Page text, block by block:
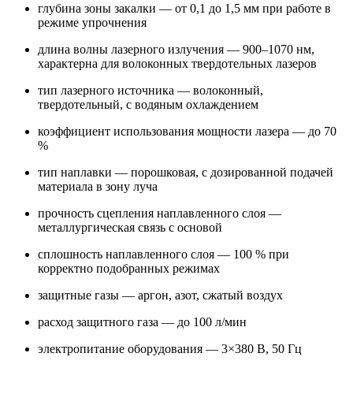
глубина зоны закалки — от 0,1 до 1,5 мм при работе в
режиме упрочнения
длина волны лазерного излучения — 900–1070 нм,
характерна для волоконных твердотельных лазеров
тип лазерного источника — волоконный,
твердотельный, с водяным охлаждением
коэффициент использования мощности лазера — до 70
%
тип наплавки — порошковая, с дозированной подачей
материала в зону луча
прочность сцепления наплавленного слоя —
металлургическая связь с основой
сплошность наплавленного слоя — 100 % при
корректно подобранных режимах
защитные газы — аргон, азот, сжатый воздух
расход защитного газа — до 100 л/мин
электропитание оборудования — 3×380 В, 50 Гц